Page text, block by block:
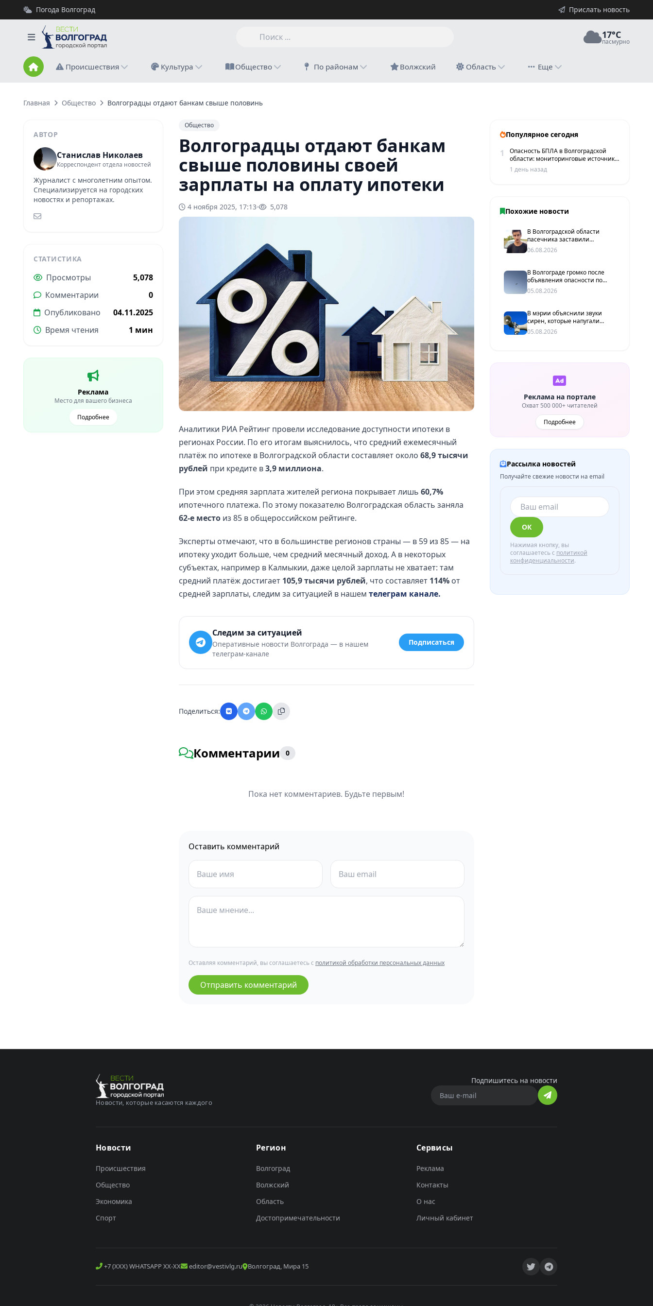
Погода Волгоград Прислать новость
17°C
пасмурно
Происшествия Культура Общество По районам Волжский Область Еще
Главная Общество Волгоградцы отдают банкам свыше половины своей зарплаты на оплату ипотеки
АВТОР
Станислав Николаев
Корреспондент отдела новостей
Журналист с многолетним опытом.
Специализируется на городских
новостях и репортажах.
СТАТИСТИКА
Просмотры
5,078
Комментарии
0
Опубликовано
04.11.2025
Время чтения
1 мин
Реклама
Место для вашего бизнеса
Подробнее
Общество
Волгоградцы отдают банкам
свыше половины своей
зарплаты на оплату ипотеки
4 ноября 2025, 17:13 5,078
Аналитики РИА Рейтинг провели исследование доступности ипотеки в
регионах России. По его итогам выяснилось, что средний ежемесячный
платёж по ипотеке в Волгоградской области составляет около 68,9 тысячи
рублей при кредите в3,9 миллиона.
При этом средняя зарплата жителей региона покрывает лишь 60,7%
ипотечного платежа. По этому показателю Волгоградская область заняла
62-е местоиз 85 в общероссийском рейтинге.
Эксперты отмечают, что в большинстве регионов страны — в 59 из 85 — на
ипотеку уходит больше, чем средний месячный доход. А в некоторых
субъектах, например в Калмыкии, даже целой зарплаты не хватает: там
средний платёж достигает 105,9 тысячи рублей, что составляет 114%от
средней зарплаты, следим за ситуацией в нашем телеграм канале.
Следим за ситуацией
Оперативные новости Волгограда — в нашем
телеграм-канале
Подписаться
Поделиться:
Комментарии 0
Пока нет комментариев. Будьте первым!
Оставить комментарий
Оставляя комментарий, вы соглашаетесь с политикой обработки персональных данных
Отправить комментарий
Популярное сегодня
1
Опасность БПЛА в Волгоградской
области: мониторинговые источники
сообщают о пролетах беспилотников
1 день назад
Похожие новости
В Волгоградской области
пасечника заставили
извиниться перед жителями
хутора
06.08.2026
В Волгограде громко после
объявления опасности по
БПЛА
05.08.2026
В мэрии объяснили звуки
сирен, которые напугали
волгоградцев
05.08.2026
Реклама на портале
Охват 500 000+ читателей
Подробнее
Рассылка новостей
Получайте свежие новости на email
ОК
Нажимая кнопку, вы
соглашаетесь с политикой
конфиденциальности.
Новости, которые касаются каждого
Подпишитесь на новости
Новости
Происшествия
Общество
Экономика
Спорт
Регион
Волгоград
Волжский
Область
Достопримечательности
Сервисы
Реклама
Контакты
О нас
Личный кабинет
+7 (XXX) WHATSAPP XX-XX editor@vestivlg.ru Волгоград, Мира 15